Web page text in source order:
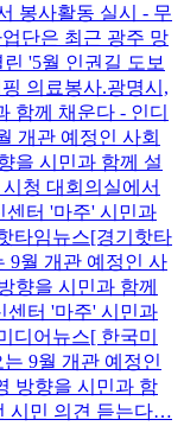
봉사활동 실시 - 무
단은 최근 광주 망
'5월 인권길 도보
의료봉사.광명시,
함께 채운다 - 인디
개관 예정인 사회
을 시민과 함께 설
청 대회의실에서
센터 '마주' 시민과
타임뉴스[경기핫타
9월 개관 예정인 사
향을 시민과 함께
센터 '마주' 시민과
디어뉴스[ 한국미
9월 개관 예정인
방향을 시민과 함
시민 의견 듣는다…